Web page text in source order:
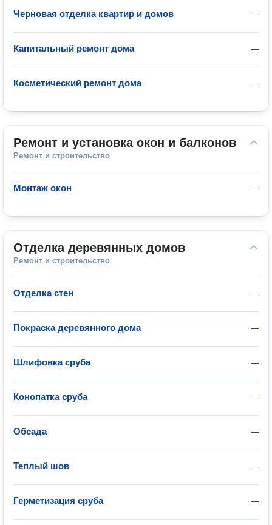
—
Черновая отделка квартир и домов
—
Капитальный ремонт дома
—
Косметический ремонт дома
Ремонт и установка окон и балконов
Ремонт и строительство
—
Монтаж окон
Отделка деревянных домов
Ремонт и строительство
—
Отделка стен
—
Покраска деревянного дома
—
Шлифовка сруба
—
Конопатка сруба
—
Обсада
—
Теплый шов
—
Герметизация сруба